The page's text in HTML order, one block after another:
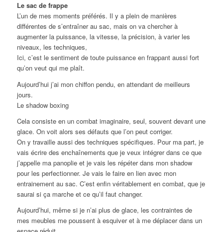
Le sac de frappe
L’un de mes moments préférés. Il y a plein de manières
différentes de s’entraîner au sac, mais on va chercher à
augmenter la puissance, la vitesse, la précision, à varier les
niveaux, les techniques,
Ici, c’est le sentiment de toute puissance en frappant aussi fort
qu’on veut qui me plaît.
Aujourd’hui j’ai mon chiffon pendu, en attendant de meilleurs
jours.
Le shadow boxing
Cela consiste en un combat imaginaire, seul, souvent devant une
glace. On voit alors ses défauts que l’on peut corriger.
On y travaille aussi des techniques spécifiques. Pour ma part, je
vais écrire des enchaînements que je veux intégrer dans ce que
j’appelle ma panoplie et je vais les répéter dans mon shadow
pour les perfectionner. Je vais le faire en lien avec mon
entrainement au sac. C’est enfin véritablement en combat, que je
saurai si ça marche et ce qu’il faut changer.
Aujourd’hui, même si je n’ai plus de glace, les contraintes de
mes meubles me poussent à esquiver et à me déplacer dans un